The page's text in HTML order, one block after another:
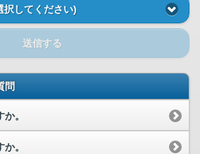
択してください)
送信する
問
。
。